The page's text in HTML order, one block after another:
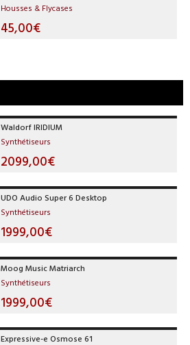
Housses & Flycases
45,00€
Waldorf IRIDIUM
Synthétiseurs
2099,00€
UDO Audio Super 6 Desktop
Synthétiseurs
1999,00€
Moog Music Matriarch
Synthétiseurs
1999,00€
Expressive-e Osmose 61